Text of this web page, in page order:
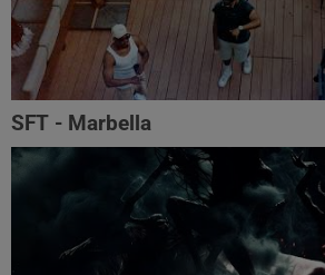
SFT - Marbella